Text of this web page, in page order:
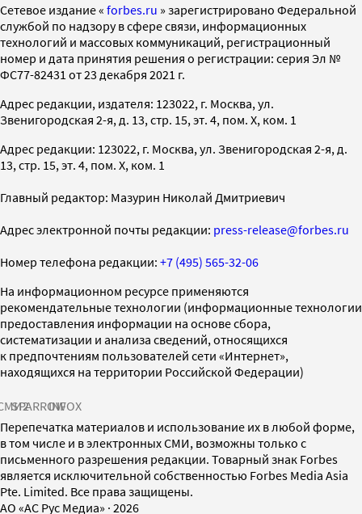
Cетевое издание « forbes.ru » зарегистрировано Федеральной
службой по надзору в сфере связи, информационных
технологий и массовых коммуникаций, регистрационный
номер и дата принятия решения о регистрации: серия Эл №
ФС77-82431 от 23 декабря 2021 г.
Адрес редакции, издателя: 123022, г. Москва, ул.
Звенигородская 2-я, д. 13, стр. 15, эт. 4, пом. X, ком. 1
Адрес редакции: 123022, г. Москва, ул. Звенигородская 2-я, д.
13, стр. 15, эт. 4, пом. X, ком. 1
Главный редактор: Мазурин Николай Дмитриевич
Адрес электронной почты редакции: press-release@forbes.ru
Номер телефона редакции: +7 (495) 565-32-06
На информационном ресурсе применяются
рекомендательные технологии (информационные технологии
предоставления информации на основе сбора,
систематизации и анализа сведений, относящихся
к предпочтениям пользователей сети «Интернет»,
находящихся на территории Российской Федерации)
SPARROWINFOX
Перепечатка материалов и использование их в любой форме,
в том числе и в электронных СМИ, возможны только с
письменного разрешения редакции. Товарный знак Forbes
является исключительной собственностью Forbes Media Asia
Pte. Limited. Все права защищены.
AO «АС Рус Медиа» · 2026